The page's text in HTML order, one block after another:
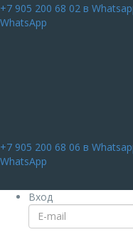
+7 905 200 68 02 в
WhatsApp
+7 905 200 68 06 в
WhatsApp
Вход